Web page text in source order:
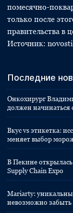
помесячно-
только после
правительства в
Источник:
Последние
Онкохирург
должен начинаться
Вкус vs этикетка:
меняет выбор
В Пекине открылась
Supply Chain Expo
Mariarty:
невозможно забыть